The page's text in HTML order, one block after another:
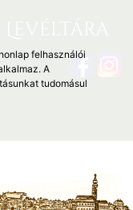
felhasználói
A
tudomásul